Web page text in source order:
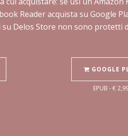
Reader acquista su Google
Delos Store non sono protetti
GOOGLE
EPUB - €